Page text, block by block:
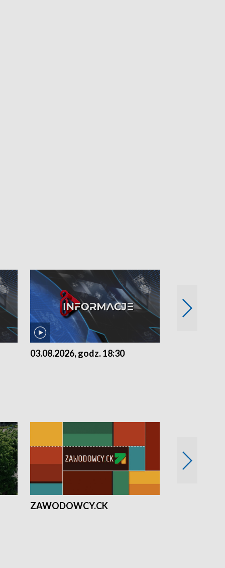
03.08.2026, godz. 18:30
ZAWODOWCY.CK